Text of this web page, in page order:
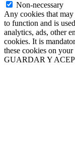
Non-necessary
Any cookies that
to function and is
analytics, ads, other
cookies. It is
these cookies on your
GUARDAR Y